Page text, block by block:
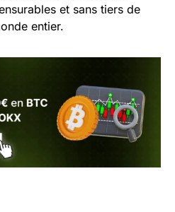
et sans tiers de
entier.